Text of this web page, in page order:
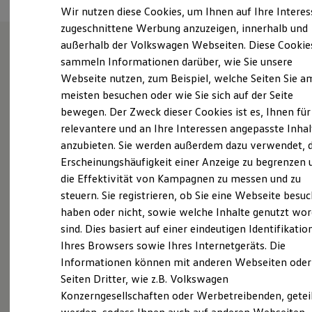
Elektrofahrzeugkonzepte
Reichweite
Reichweite der ID. Modelle
Reichweite im Winter
Laden
Laden unterwegs
Laden Zuhause
Ladestationen finden
Ladezeitensimulator
Batterie
Sicherheit
Garantie und Lebensdauer
Nachhaltigkeit
Technologie
Kosten und Kauf
Verbrauchskosten
Kaufoptionen
E-Auto-Förderung
Software und Konnektivität
ID. Software Versionen und Updates
Digitale Extras
Schnittstellen zu Ihrem ID.
Autohaus Schlotter GmbH
Erfahren Sie hier, wer wir sind, wie Sie uns erreichen
können und welche Leistungen wir Ihnen bieten.
Lernen Sie unser Team kennen und lassen Sie sich
von unserem Routenplaner den Weg zu uns zeigen.
Wir freuen uns auf Ihren Besuch.
Das sind unsere Leistungen
Gebrauchtwagen
Service
Wir nutzen diese Cookies, um Ihnen auf Ihre
zugeschnittene Werbung anzuzeigen, innerhalb und
außerhalb der Volkswagen Webseiten. Diese
sammeln Informationen darüber, wie Sie unsere
Webseite nutzen, zum Beispiel, welche Seiten Sie
meisten besuchen oder wie Sie sich auf der Seite
bewegen. Der Zweck dieser Cookies ist es, Ihnen für
relevantere und an Ihre Interessen angepasste
anzubieten. Sie werden außerdem dazu verwendet,
Erscheinungshäufigkeit einer Anzeige zu begrenzen
die Effektivität von Kampagnen zu messen und zu
steuern. Sie registrieren, ob Sie eine Webseite
haben oder nicht, sowie welche Inhalte genutzt
sind. Dies basiert auf einer eindeutigen
Ihres Browsers sowie Ihres Internetgeräts. Die
Informationen können mit anderen Webseiten oder
Seiten Dritter, wie z.B. Volkswagen
Konzerngesellschaften oder Werbetreibenden,